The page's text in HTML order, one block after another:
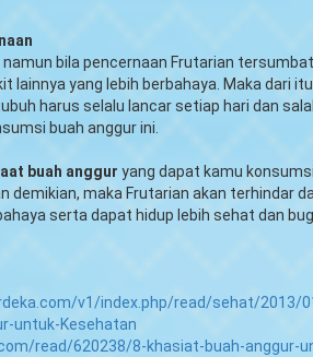
bila pencernaan Frutarian
lainnya yang lebih berbahaya. Maka dari
harus selalu lancar setiap hari dan
buah anggur ini.
buah anggur yang dapat kamu
demikian, maka Frutarian akan terhindar
serta dapat hidup lebih sehat dan
v1/index.php/read/sehat/2013/
untuk-Kesehatan
read/620238/8-khasiat-buah-anggur-